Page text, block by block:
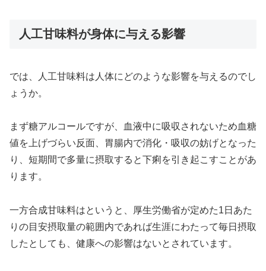
人工甘味料が身体に与える影響
では、人工甘味料は人体にどのような影響を与えるのでし
ょうか。
まず糖アルコールですが、血液中に吸収されないため血糖
値を上げづらい反面、胃腸内で消化・吸収の妨げとなった
り、短期間で多量に摂取すると下痢を引き起こすことがあ
ります。
一方合成甘味料はというと、厚生労働省が定めた1日あた
りの目安摂取量の範囲内であれば生涯にわたって毎日摂取
したとしても、健康への影響はないとされています。